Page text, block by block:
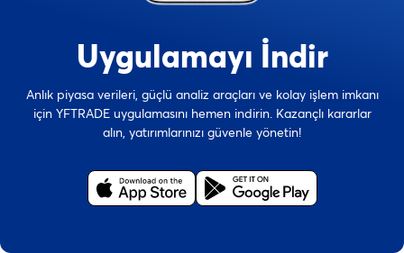
Uygulamayı İndir
Anlık piyasa verileri, güçlü analiz araçları ve kolay işlem imkanı
için YFTRADE uygulamasını hemen indirin. Kazançlı kararlar
alın, yatırımlarınızı güvenle yönetin!